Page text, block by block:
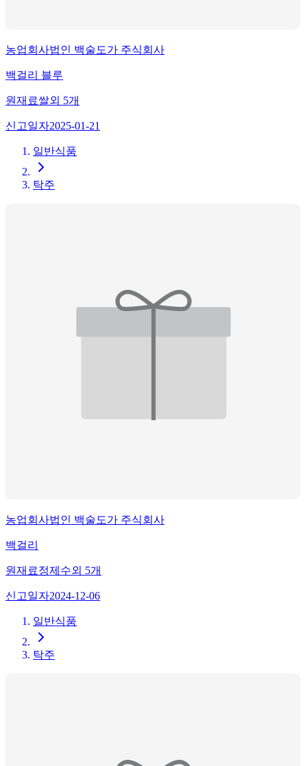
농업회사법인 백술도가 주식회사
백걸리 블루
원재료쌀외 5개
신고일자2025-01-21
일반식품
탁주
농업회사법인 백술도가 주식회사
백걸리
원재료정제수외 5개
신고일자2024-12-06
일반식품
탁주